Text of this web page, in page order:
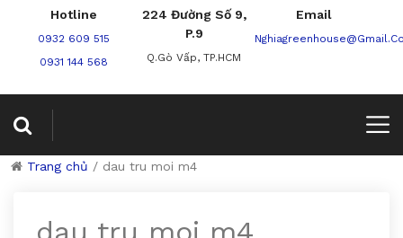
Hotline
0932 609 515
0931 144 568
224 Đường Số 9,
P.9
Q.Gò Vấp, TP.HCM
Email
Trang chủ / dau tru moi m4